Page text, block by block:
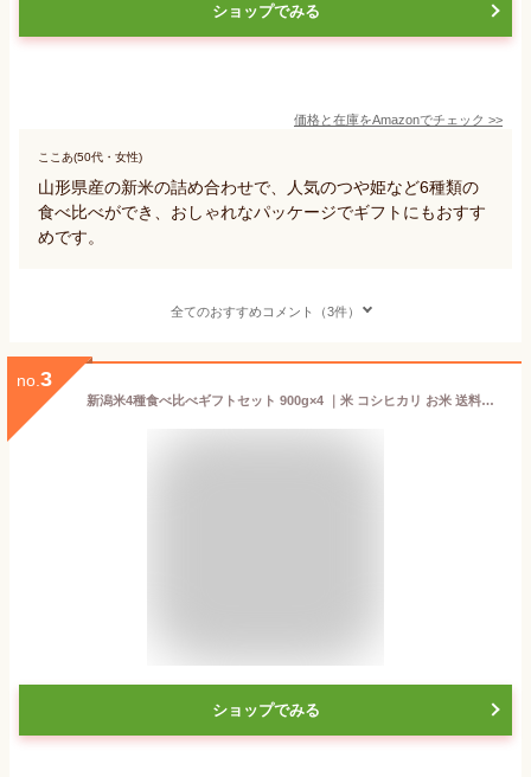
ショップでみる
価格と在庫をAmazonでチェック >>
ここあ(50代・女性)
山形県産の新米の詰め合わせで、人気のつや姫など6種類の
食べ比べができ、おしゃれなパッケージでギフトにもおすす
めです。
全てのおすすめコメント（3件）
no. 3
新潟米4種食べ比べギフトセット 900g×4 ｜米 コシヒカリ お米 送料無料 コシヒカリ新潟 こしひかり 白米 新之助 南魚沼 コシヒカリ こしいぶき ギフト 内祝い 出産内祝 結婚内祝 お返し 快気祝 贈り物 お礼 入学祝 令和7年産
ショップでみる